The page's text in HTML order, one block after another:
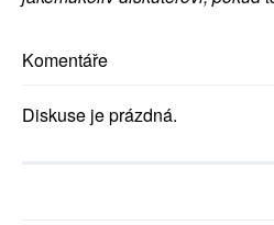
Komentáře
Diskuse je prázdná.